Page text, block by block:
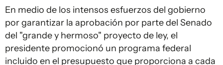
En medio de los intensos esfuerzos del gobierno
por garantizar la aprobación por parte del Senado
del "grande y hermoso" proyecto de ley, el
presidente promocionó un programa federal
incluido en el presupuesto que proporciona a cada